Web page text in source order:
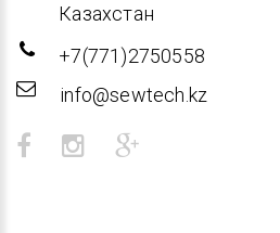
Казахстан
+7(771)2750558
info@sewtech.kz